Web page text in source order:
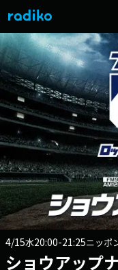
4/15水20:00-21:25ニッポ
ショウアッ